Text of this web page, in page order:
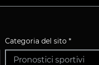
Categoria del sito *
Pronostici sportivi